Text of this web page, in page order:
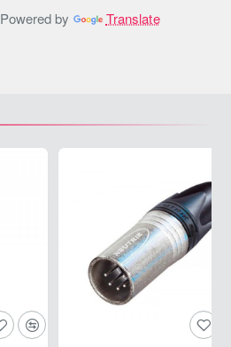
Powered by
Translate